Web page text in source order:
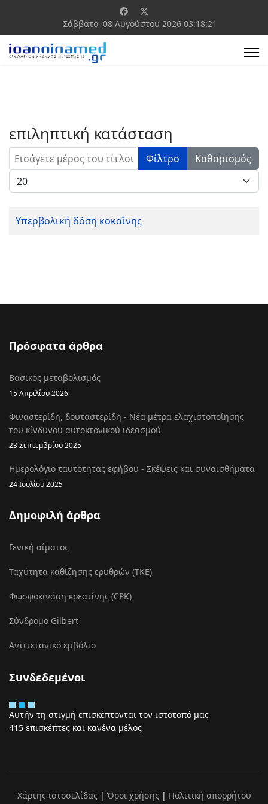
Σάββατο, 08 Αυγούστου 2026 03:18:21
επιληπτική κατάσταση
Εισάγετε μέρος του τίτλου. Φίλτρο
Καθαρισμός
Εμφάνιση #
Υπερβολική δόση κοκαΐνης
Πρόσφατα άρθρα
Βασικός μεταβολισμός
15 Απριλίου 2026
Φιναστερίδη, δουταστερίδη - Νέα μέτρα ελαχιστοποίησης
του κίνδυνου αυτοκτονικού ιδεασμού
23 Σεπτεμβρίου 2025
Ημερολόγιο ταυτότητας εφήβου - Σκέψεις και συναισθήματα
24 Ιουλίου 2025
Δημοφιλή άρθρα
Γενική αίματος
Ταχύτητα καθίζησης ερυθρών (ΤΚΕ)
Φωσφοκινάση κρεατίνης (CPK)
Σύνδρομο Gilbert
Αντιτετανικό εμβόλιο
Συνδεδεμένοι
Αυτήν τη στιγμή επισκέπτονται τον ιστότοπό μας
415 επισκέπτες και κανένα μέλος
Χάρτης ιστοσελίδας| Όροι χρήσης| Πολιτική απορρήτου